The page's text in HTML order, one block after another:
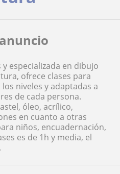
especializada en dibujo
ofrece clases para
niveles y adaptadas a
de cada persona.
óleo, acrílico,
en cuanto a otras
niños, encuadernación,
es de 1h y media, el